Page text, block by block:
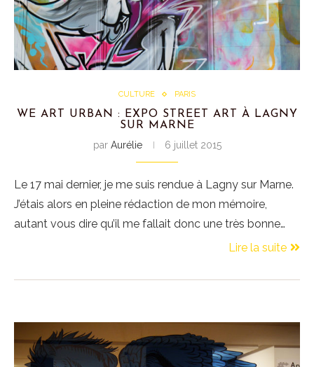
CULTURE PARIS
WE ART URBAN : EXPO STREET ART À LAGNY
SUR MARNE
par Aurélie 6 juillet 2015
Le 17 mai dernier, je me suis rendue à Lagny sur Marne.
J’étais alors en pleine rédaction de mon mémoire,
autant vous dire qu’il me fallait donc une très bonne…
Lire la suite